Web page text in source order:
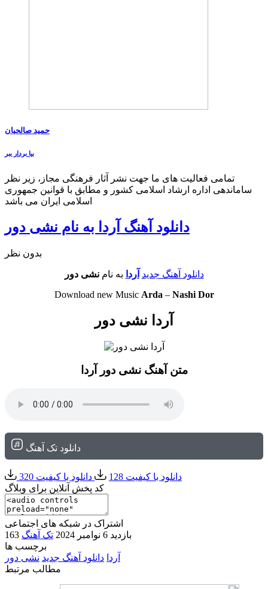
حمید صالحیان
بیا بردار ببر
تمامی فعالیت های ما جهت نشر آثار فرهنگی مجاز، زیر نظر
ساماندهی اداره ارشاد اسلامی کشور و مطابق با قوانین جمهوری
اسلامی ایران می باشد
دانلود آهنگ آردا به نام نشی دور
بدون نظر
دانلود آهنگ جدید آردا به نامنشی دور
Download new Music Arda – Nashi Dor
آردا نشی دور
متن آهنگ نشی دور آردا
دانلود تک آهنگ
دانلود با کیفیت 128
دانلود با کیفیت 320
کد پخش آنلاین برای وبلاگ
اشتراک در شبکه های اجتماعی
163 بازدید 6 نوامبر 2024
تک آهنگ
برچسب ها
آردا دانلود آهنگ جدید نشی دور
مطالب مرتبط